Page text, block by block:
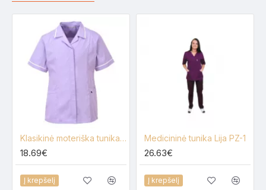
Klasikinė moteriška tunika PORTWEST LW20
18.69€
Į krepšelį
Medicininė tunika Lija PZ-1
26.63€
Į krepšelį